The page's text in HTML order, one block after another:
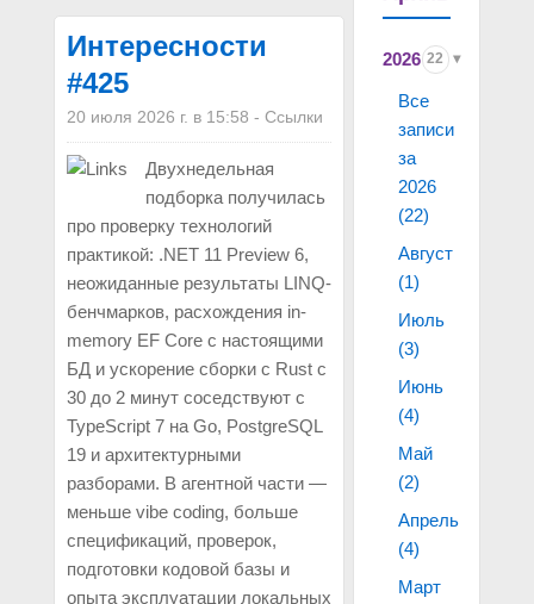
Интересности
#425
20 июля 2026 г. в 15:58 - Ссылки
Двухнедельная
подборка получилась
про проверку технологий
практикой: .NET 11 Preview 6,
неожиданные результаты LINQ-
бенчмарков, расхождения in-
memory EF Core с настоящими
БД и ускорение сборки с Rust с
30 до 2 минут соседствуют с
TypeScript 7 на Go, PostgreSQL
19 и архитектурными
разборами. В агентной части —
меньше vibe coding, больше
спецификаций, проверок,
подготовки кодовой базы и
опыта эксплуатации локальных
2026 22
Все
записи
за
2026
(22)
Август
(1)
Июль
(3)
Июнь
(4)
Май
(2)
Апрель
(4)
Март